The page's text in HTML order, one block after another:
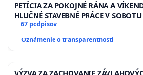
PETÍCIA ZA POKOJNÉ RÁNA A
HLUČNÉ STAVEBNÉ PRÁCE V
13.00 HOD., CEZ PRACOVNÝ TÝŽDEŇ
HOD. A PRAVIDELNÁ KONTROLA
ĎUMBIERSKEJ/MAGU
67 podpisov
Oznámenie o transparentnosti
VÝZVA ZA ZACHOVANIE